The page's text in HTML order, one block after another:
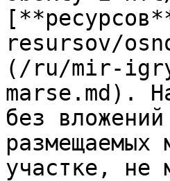
resursov/
(/ru/mir-
marse.md).
без
участке, не